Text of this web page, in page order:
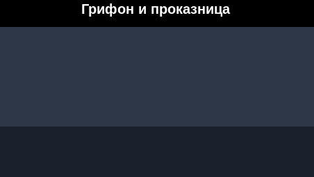
Грифон и проказница